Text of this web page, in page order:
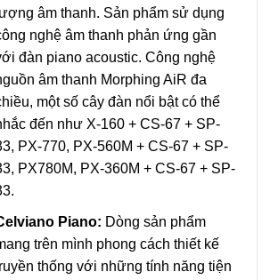
lượng âm thanh. Sản phẩm sử dụng
nghệ âm thanh phản ứng gần
đàn piano acoustic. Công nghệ
âm thanh Morphing AiR đa
một số cây đàn nổi bật có thể
đến như X-160 + CS-67 + SP-
PX-770, PX-560M + CS-67 + SP-
PX780M, PX-360M + CS-67 + SP-
Piano: Dòng sản phẩm
trên mình phong cách thiết kế
thống với những tính năng tiện